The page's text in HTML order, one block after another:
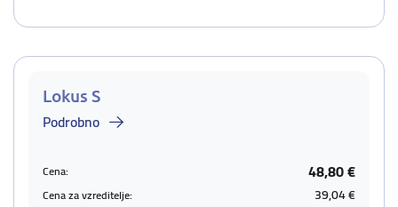
Lokus S
Podrobno
Cena: 48,80 €
Cena za vzreditelje: 39,04 €